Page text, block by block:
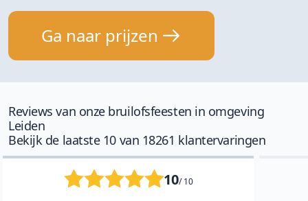
Ga naar prijzen
Reviews van onze bruilofsfeesten in omgeving
Leiden
Bekijk de laatste 10 van 18261 klantervaringen
10/ 10